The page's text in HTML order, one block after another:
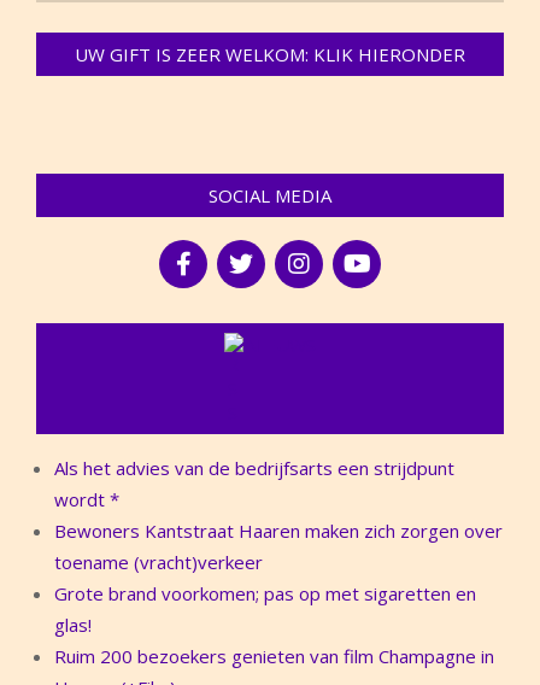
UW GIFT IS ZEER WELKOM: KLIK HIERONDER
SOCIAL MEDIA
Als het advies van de bedrijfsarts een strijdpunt
wordt *
Bewoners Kantstraat Haaren maken zich zorgen over
toename (vracht)verkeer
Grote brand voorkomen; pas op met sigaretten en
glas!
Ruim 200 bezoekers genieten van film Champagne in